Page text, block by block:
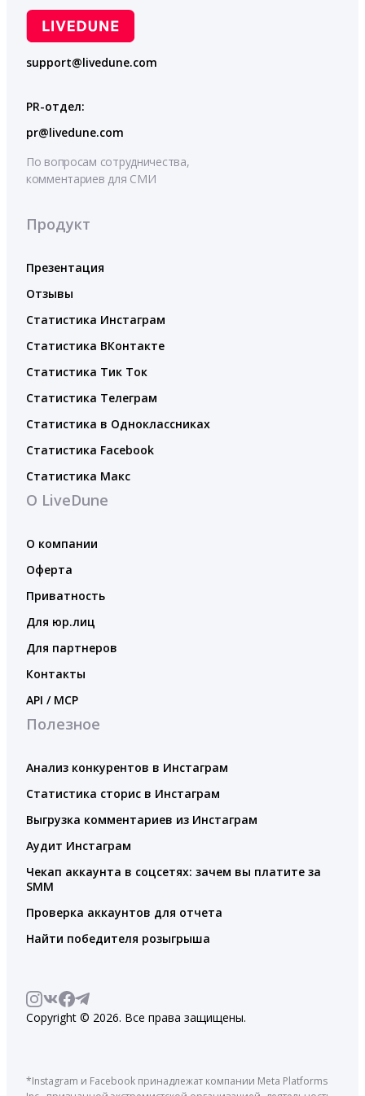
support@livedune.com
PR-отдел:
pr@livedune.com
По вопросам сотрудничества,
комментариев для СМИ
Продукт
Презентация
Отзывы
Статистика Инстаграм
Статистика ВКонтакте
Статистика Тик Ток
Статистика Телеграм
Статистика в Одноклассниках
Статистика Facebook
Статистика Макс
О LiveDune
О компании
Оферта
Приватность
Для юр.лиц
Для партнеров
Контакты
API / MCP
Полезное
Анализ конкурентов в Инстаграм
Статистика сторис в Инстаграм
Выгрузка комментариев из Инстаграм
Аудит Инстаграм
Чекап аккаунта в соцсетях: зачем вы платите за
SMM
Проверка аккаунтов для отчета
Найти победителя розыгрыша
Copyright © 2026. Все права защищены.
*Instagram и Facebook принадлежат компании Meta Platforms